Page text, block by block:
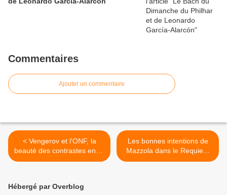
Commentaires
Ajouter un commentaire
< Vengerov et l'ONF, la
beauté des contrastes entre
Bach et Chostakovitch
Les bonnes intentions de
Mazzola dans le Requiem
de Verdi avec l'ONDIF >
Hébergé par Overblog